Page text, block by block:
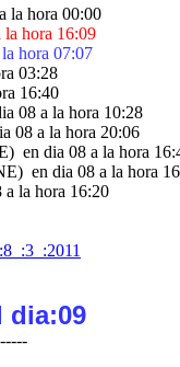
la hora 16:09
hora 07:07
03:28
16:40
08 a la hora 10:28
08 a la hora 20:06
en dia 08 a la hora
en dia 08 a la hora
la hora 16:20
:3  :2011
dia:09